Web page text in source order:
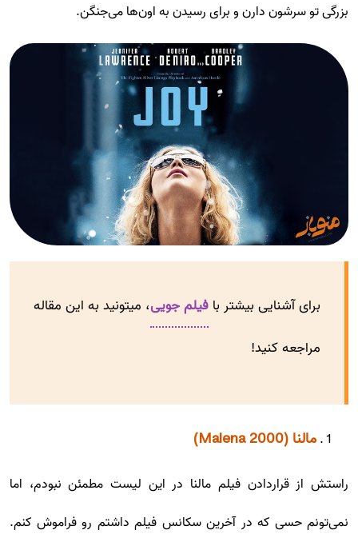
بزرگی تو سرشون دارن و برای رسیدن به اون‌ها می‌جنگن.
برای آشنایی بیشتر با فیلم جویی، میتونید به این مقاله
مراجعه کنید!
مالنا (Malena 2000)
راستش از قراردادن فیلم مالنا در این لیست مطمئن نبودم، اما
نمی‌تونم حسی که در آخرین سکانس فیلم داشتم رو فراموش کنم.